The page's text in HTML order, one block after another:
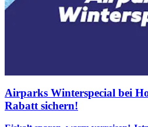
Airparks Winterspecial bei
Rabatt sichern!